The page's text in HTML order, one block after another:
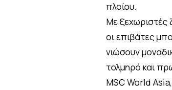
πλοίου.
Με ξεχωριστές
οι επιβάτες
νιώσουν
τολμηρό και
MSC World